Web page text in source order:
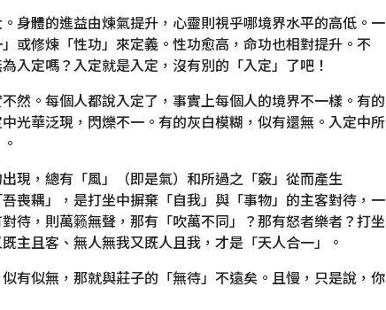
身體的進益由煉氣提升，心靈則視乎哪境界水平的高低。一
或修煉「性功」來定義。性功愈高，命功也相對提升。不
入定嗎？入定就是入定，沒有別的「入定」了吧！
然。每個人都說入定了，事實上每個人的境界不一樣。有的
光華泛現，閃爍不一。有的灰白模糊，似有還無。入定中所
現，總有「風」（即是氣）和所過之「竅」從而產生
喪耦」，是打坐中摒棄「自我」與「事物」的主客對待，一
待，則萬籁無聲，那有「吹萬不同」？那有怒者樂者？打坐
主且客、無人無我又既人且我，才是「天人合一」。
有似無，那就與莊子的「無待」不遠矣。且慢，只是說，你